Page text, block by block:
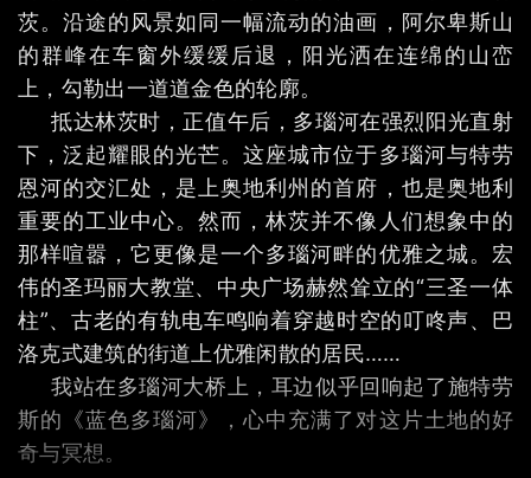
茨。沿途的风景如同一幅流动的油画，阿尔卑斯山
的群峰在车窗外缓缓后退，阳光洒在连绵的山峦
上，勾勒出一道道金色的轮廓。
抵达林茨时，正值午后，多瑙河在强烈阳光直射
下，泛起耀眼的光芒。这座城市位于多瑙河与特劳
恩河的交汇处，是上奥地利州的首府，也是奥地利
重要的工业中心。然而，林茨并不像人们想象中的
那样喧嚣，它更像是一个多瑙河畔的优雅之城。宏
伟的圣玛丽大教堂、中央广场赫然耸立的“三圣一体
柱”、古老的有轨电车鸣响着穿越时空的叮咚声、巴
洛克式建筑的街道上优雅闲散的居民……
我站在多瑙河大桥上，耳边似乎回响起了施特劳
斯的《蓝色多瑙河》，心中充满了对这片土地的好
奇与冥想。